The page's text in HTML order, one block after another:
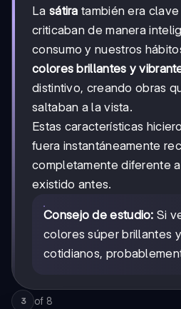
La sátira también era
criticaban de manera
consumo y nuestros
colores brillantes y
distintivo, creando obras
saltaban a la vista.
Estas características
fuera instantáneamente
completamente diferente
existido antes.
Consejo de estudio: Si
colores súper brillantes
cotidianos,
3 of 8